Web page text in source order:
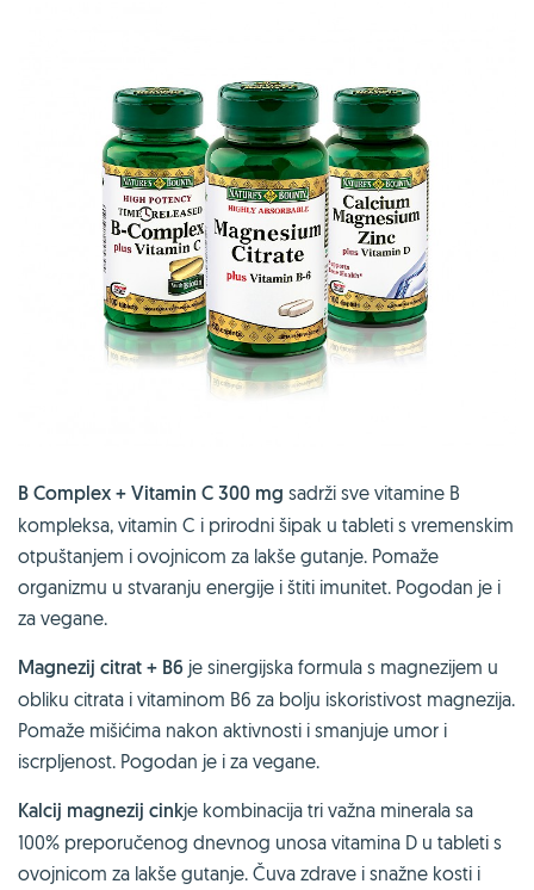
B Complex + Vitamin C 300 mg sadrži sve vitamine B
kompleksa, vitamin C i prirodni šipak u tableti s vremenskim
otpuštanjem i ovojnicom za lakše gutanje. Pomaže
organizmu u stvaranju energije i štiti imunitet. Pogodan je i
za vegane.
Magnezij citrat + B6 je sinergijska formula s magnezijem u
obliku citrata i vitaminom B6 za bolju iskoristivost magnezija.
Pomaže mišićima nakon aktivnosti i smanjuje umor i
iscrpljenost. Pogodan je i za vegane.
Kalcij magnezij cinkje kombinacija tri važna minerala sa
100% preporučenog dnevnog unosa vitamina D u tableti s
ovojnicom za lakše gutanje. Čuva zdrave i snažne kosti i